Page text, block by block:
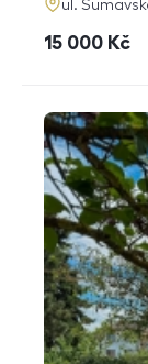
adresa
ul.
cena
15 000 Kč